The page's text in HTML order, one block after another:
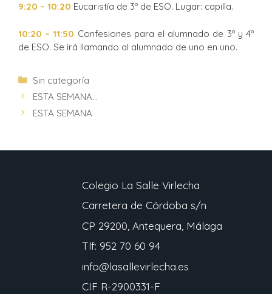
9:20 – 10:20 Eucaristía de 3º de ESO. Lugar: capilla.
10:20 – 11:50 Confesiones para el alumnado de 3º y 4º
de ESO. Se irá llamando al alumnado de uno en uno.
Sin categoría
ESTA SEMANA…
ESTA SEMANA
Colegio La Salle Virlecha
Carretera de Córdoba s/n
CP 29200, Antequera, Málaga
Tlf: 952 70 60 94
info@lasallevirlecha.es
CIF R-2900331-F